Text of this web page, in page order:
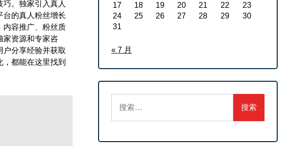
。独家引入真人
台的真人粉丝增长
内容推广、粉丝质
家资源和专家咨
分享经验并获取
都能在这里找到
17
18 19 20 21 22
23
24
25 26 27 28 29
30
31
« 7 月
索：